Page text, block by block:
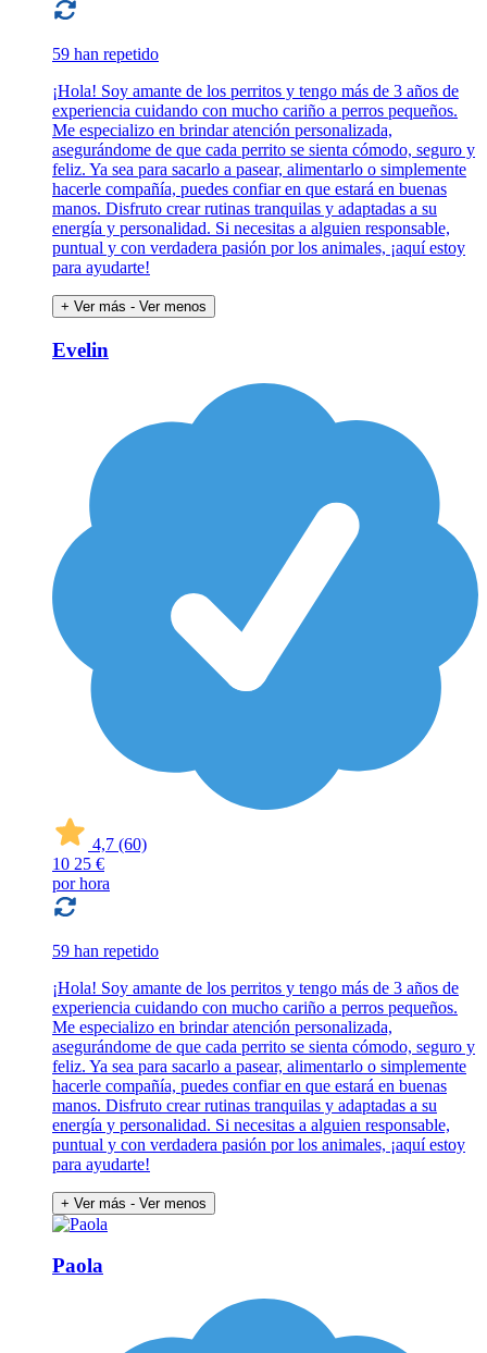
59 han repetido
¡Hola! Soy amante de los perritos y tengo más de 3 años de
experiencia cuidando con mucho cariño a perros pequeños.
Me especializo en brindar atención personalizada,
asegurándome de que cada perrito se sienta cómodo, seguro y
feliz. Ya sea para sacarlo a pasear, alimentarlo o simplemente
hacerle compañía, puedes confiar en que estará en buenas
manos. Disfruto crear rutinas tranquilas y adaptadas a su
energía y personalidad. Si necesitas a alguien responsable,
puntual y con verdadera pasión por los animales, ¡aquí estoy
para ayudarte!
+ Ver más - Ver menos
Evelin
4,7 (60)
10 25 €
por hora
59 han repetido
¡Hola! Soy amante de los perritos y tengo más de 3 años de
experiencia cuidando con mucho cariño a perros pequeños.
Me especializo en brindar atención personalizada,
asegurándome de que cada perrito se sienta cómodo, seguro y
feliz. Ya sea para sacarlo a pasear, alimentarlo o simplemente
hacerle compañía, puedes confiar en que estará en buenas
manos. Disfruto crear rutinas tranquilas y adaptadas a su
energía y personalidad. Si necesitas a alguien responsable,
puntual y con verdadera pasión por los animales, ¡aquí estoy
para ayudarte!
+ Ver más - Ver menos
Paola